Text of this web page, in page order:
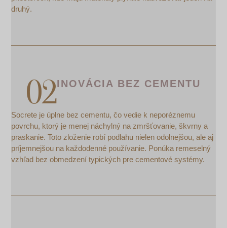
druhý.
INOVÁCIA BEZ CEMENTU
Socrete je úplne bez cementu, čo vedie k neporéznemu
povrchu, ktorý je menej náchylný na zmršťovanie, škvrny a
praskanie. Toto zloženie robí podlahu nielen odolnejšou, ale aj
príjemnejšou na každodenné používanie. Ponúka remeselný
vzhľad bez obmedzení typických pre cementové systémy.